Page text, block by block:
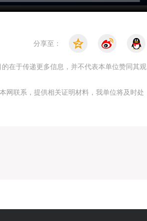
分享至：
在于传递更多信息，并不代表本单位赞同其观
网联系，提供相关证明材料，我单位将及时处